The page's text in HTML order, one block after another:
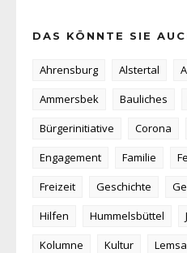
DAS KÖNNTE SIE
Ahrensburg Alstertal
Ammersbek
Bauliches
Bürgerinitiative
Corona
Engagement
Familie
Freizeit
Geschichte
Hilfen
Hummelsbüttel
Kolumne
Kultur